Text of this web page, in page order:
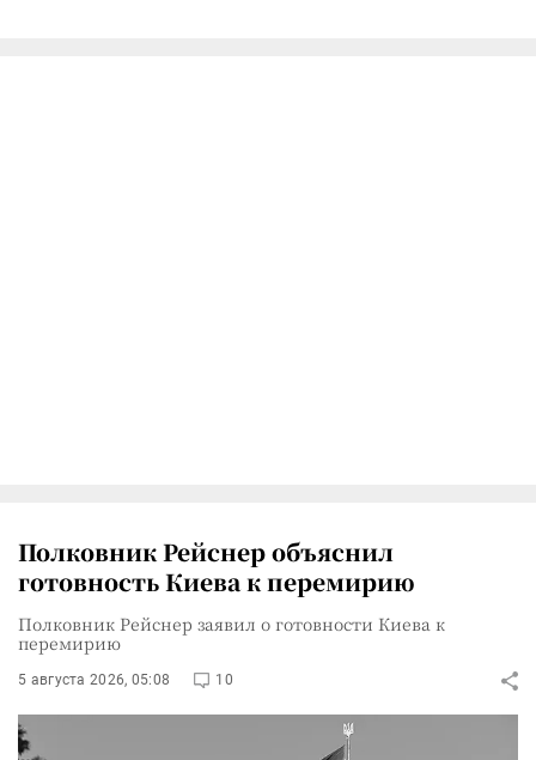
Полковник Рейснер объяснил
готовность Киева к перемирию
Полковник Рейснер заявил о готовности Киева к
перемирию
5 августа 2026, 05:08 10